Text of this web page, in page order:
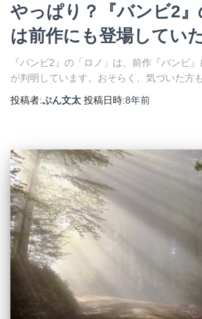
やっぱり？『バンビ2』
は前作にも登場してい
『バンビ2』の「ロノ」は、前作『バンビ
が判明しています。おそらく、気づいた方も
投稿者:ぶん文太 投稿日時:8年前